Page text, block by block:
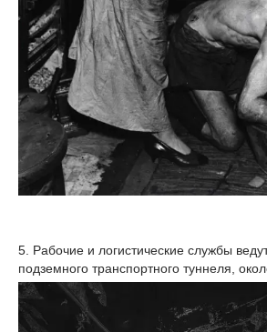
5. Рабочие и логистические службы
подземного транспортного туннеля,